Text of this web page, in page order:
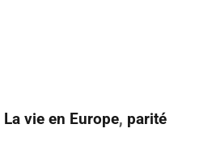
La vie en Europe, parité